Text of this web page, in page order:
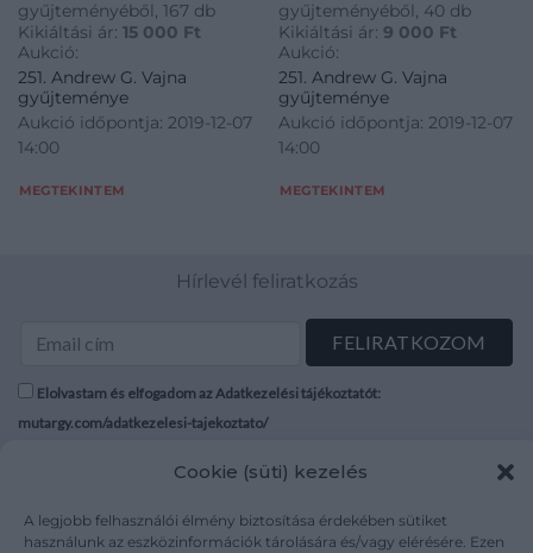
Cookie (süti) kezelés
A legjobb felhasználói élmény biztosítása érdekében sütiket
használunk az eszközinformációk tárolására és/vagy elérésére. Ezen
gyűjteményéből, 167 db
Kikiáltási ár: 15 000 Ft
Aukció:
251. Andrew G. Vajna
gyűjteménye
Aukció időpontja: 2019-12-07
14:00
MEGTEKINTEM
gyűjteményéből, 40 db
Kikiáltási ár: 9 000 Ft
Aukció:
251. Andrew G. Vajna
gyűjteménye
Aukció időpontja: 2019-12-07
14:00
MEGTEKINTEM
Hírlevél feliratkozás
Elolvastam és elfogadom az Adatkezelési tájékoztatót:
mutargy.com/adatkezelesi-tajekoztato/
Médiaajánlat
Karrier
Áraink
ÁSZF
Adatvédelem